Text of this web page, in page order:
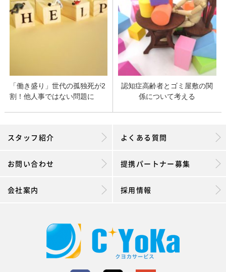
「働き盛り」世代の孤独死が2
割！他人事ではない問題に
認知症高齢者とゴミ屋敷の関
係について考える
スタッフ紹介 よくある質問
お問い合わせ 提携パートナー募集
会社案内 採用情報